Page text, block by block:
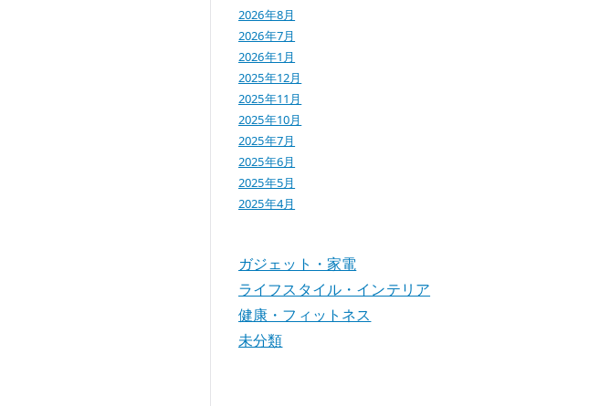
2026年8月
2026年7月
2026年1月
2025年12月
2025年11月
2025年10月
2025年7月
2025年6月
2025年5月
2025年4月
ガジェット・家電
ライフスタイル・インテリア
健康・フィットネス
未分類